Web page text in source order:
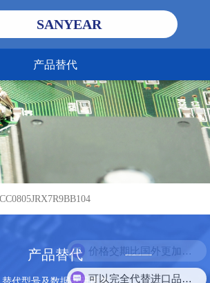
SANYEAR
产品替代
CC0805JRX7R9BB104
产品替代